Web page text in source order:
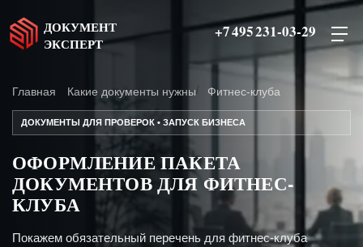
ДОКУМЕНТ
ЭКСПЕРТ
+7 495 231-03-29
Главная Какие документы нужны Фитнес-клуба
ДОКУМЕНТЫ ДЛЯ ПРОВЕРОК • ЗАПУСК БИЗНЕСА
ОФОРМЛЕНИЕ ПАКЕТА
ДОКУМЕНТОВ ДЛЯ ФИТНЕС-
КЛУБА
Покажем обязательный перечень для фитнес-клуба